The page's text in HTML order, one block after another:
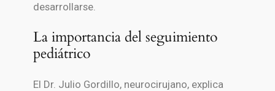
desarrollarse.
La importancia del seguimiento
pediátrico
El Dr. Julio Gordillo, neurocirujano, explica